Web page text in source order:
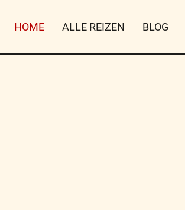
HOME ALLE REIZEN BLOG